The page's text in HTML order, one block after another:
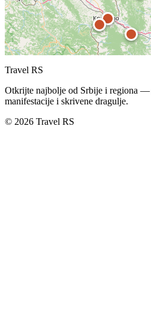
Travel RS
Otkrijte najbolje od Srbije i regiona —
manifestacije i skrivene dragulje.
© 2026 Travel RS